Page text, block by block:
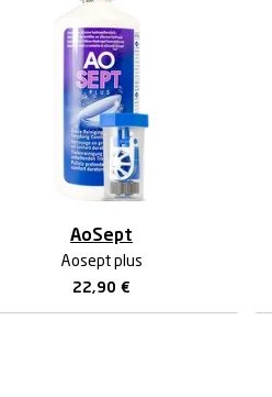
AoSept
Aosept plus
22,90€